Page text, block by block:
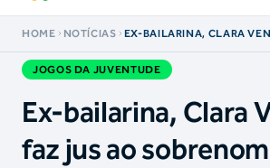
HOME NOTÍCIAS
EX-BAILARINA, CLARA
NO VÔLEI DE PRAIA DOS
JUVENTUDE CAIXA
JOGOS DA JUVENTUDE
Ex-bailarina, Clara
faz jus ao